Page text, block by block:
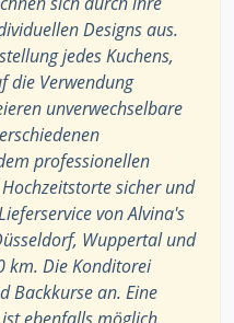
Designs aus.
jedes Kuchens,
die Verwendung
unverwechselbare
professionellen
sicher und
von Alvina's
Wuppertal und
km. Die Konditorei
Backkurse an. Eine